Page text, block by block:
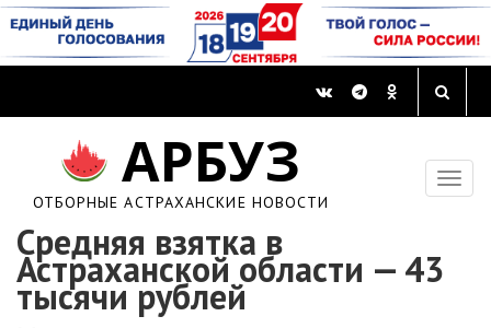
АРБУЗ
ОТБОРНЫЕ АСТРАХАНСКИЕ НОВОСТИ
Средняя взятка в
Астраханской области — 43
тысячи рублей